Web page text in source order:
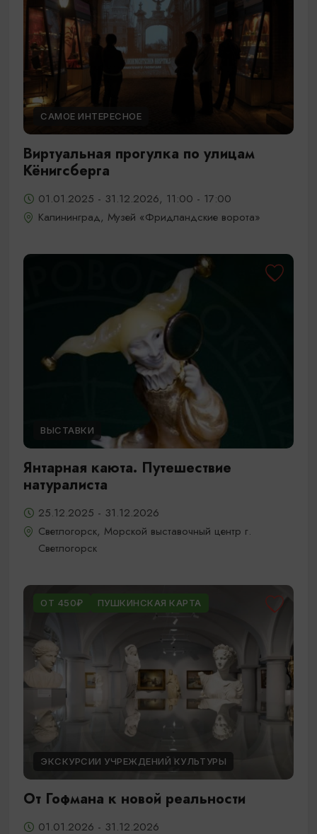
САМОЕ ИНТЕРЕСНОЕ
Виртуальная прогулка по улицам
Кёнигсберга
01.01.2025 - 31.12.2026, 11:00 - 17:00
Калининград, Музей «Фридландские ворота»
ВЫСТАВКИ
Янтарная каюта. Путешествие
натуралиста
25.12.2025 - 31.12.2026
Светлогорск, Морской выставочный центр г.
Светлогорск
ОТ 450₽ ПУШКИНСКАЯ КАРТА
ЭКСКУРСИИ УЧРЕЖДЕНИЙ КУЛЬТУРЫ
От Гофмана к новой реальности
01.01.2026 - 31.12.2026